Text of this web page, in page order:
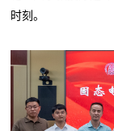
时刻。